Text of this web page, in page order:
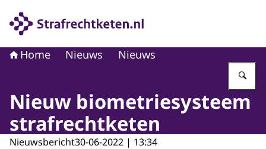
Home Nieuws Nieuws
Nieuw biometriesysteem
strafrechtketen
Nieuwsbericht30-06-2022 | 13:34